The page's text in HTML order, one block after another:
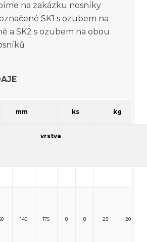
na zakázku nosníky
SK1 s ozubem na
a SK2 s ozubem na obou
mm ks kg
délka
šířka
výška
vrstva
max. vrstev
ks
vrstva
140 175 8 8 25 200